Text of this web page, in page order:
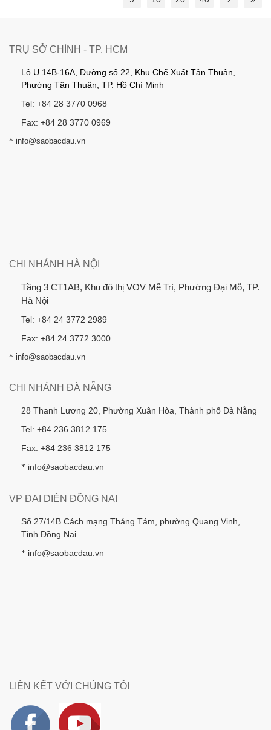
TRỤ SỞ CHÍNH - TP. HCM
Lô U.14B-16A, Đường số 22, Khu Chế Xuất Tân Thuận,
Phường Tân Thuận, TP. Hồ Chí Minh
Tel: +84 28 3770 0968
Fax: +84 28 3770 0969
* info@saobacdau.vn
CHI NHÁNH HÀ NỘI
Tầng 3 CT1AB, Khu đô thị VOV Mễ Trì, Phường Đại Mỗ, TP.
Hà Nội
Tel: +84 24 3772 2989
Fax: +84 24 3772 3000
* info@saobacdau.vn
CHI NHÁNH ĐÀ NẴNG
28 Thanh Lương 20, Phường Xuân Hòa, Thành phố Đà Nẵng
Tel: +84 236 3812 175
Fax: +84 236 3812 175
* info@saobacdau.vn
VP ĐẠI DIỆN ĐỒNG NAI
Số 27/14B Cách mạng Tháng Tám, phường Quang Vinh,
Tỉnh Đồng Nai
* info@saobacdau.vn
LIÊN KẾT VỚI CHÚNG TÔI